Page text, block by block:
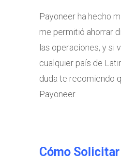
Payoneer ha hecho
me permitió ahorrar
las operaciones, y si
cualquier país de
duda te recomiendo
Payoneer.
Cómo Solicitar